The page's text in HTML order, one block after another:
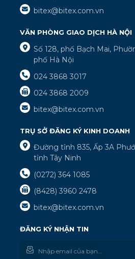
bitex@bitex.com.vn
VĂN PHÒNG GIAO DỊCH HÀ NỘI
Số 128, phố Bạch Mai,
phố Hà Nội
024 3868 3017
024 3868 2009
bitex@bitex.com.vn
TRỤ SỞ ĐĂNG KÝ KINH DOANH
Đường tỉnh 835, Ấp 3A
tỉnh Tây Ninh
(0272) 364 1085
(8428) 3960 2478
bitex@bitex.com.vn
ĐĂNG KÝ NHẬN TIN